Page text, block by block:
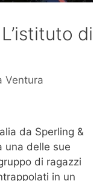
di
Ventura
da Sperling &
una delle sue
di ragazzi
in un